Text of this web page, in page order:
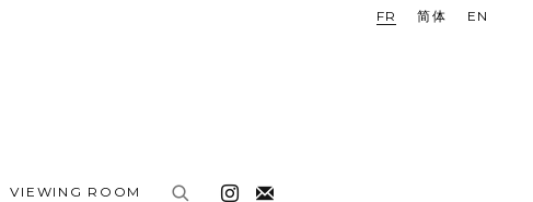
VIEWING ROOM
FR 简体 EN